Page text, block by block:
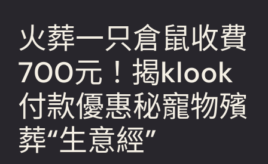
火葬一只倉鼠收費
700元！揭klook
付款優惠秘寵物殯
葬“生意經”